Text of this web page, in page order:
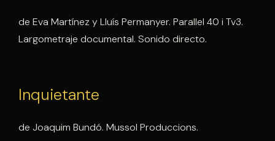
de Eva Martínez y Lluís Permanyer. Parallel 40 i Tv3.
Largometraje documental. Sonido directo.
Inquietante
de Joaquim Bundó. Mussol Produccions.